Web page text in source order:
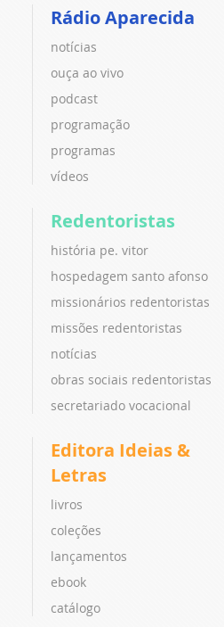
Rádio Aparecida
notícias
ouça ao vivo
podcast
programação
programas
vídeos
Redentoristas
história pe. vitor
hospedagem santo afonso
missionários redentoristas
missões redentoristas
notícias
obras sociais redentoristas
secretariado vocacional
Editora Ideias &
Letras
livros
coleções
lançamentos
ebook
catálogo